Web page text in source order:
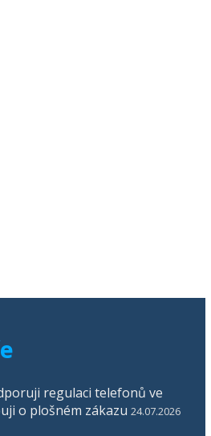
regulaci telefonů ve
o plošném zákazu 24.07.2026